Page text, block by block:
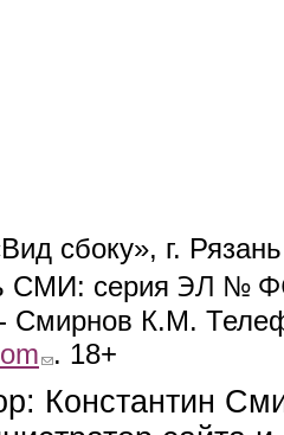
сбоку», г.
СМИ: серия ЭЛ №
Смирнов К.М.
(link sends e-mail)
. 18+
Константин